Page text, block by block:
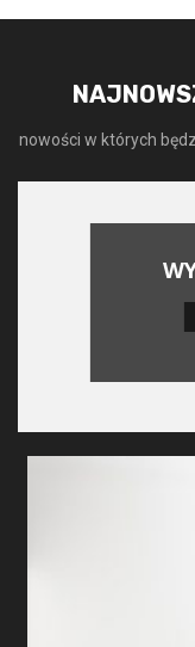
nowości w których